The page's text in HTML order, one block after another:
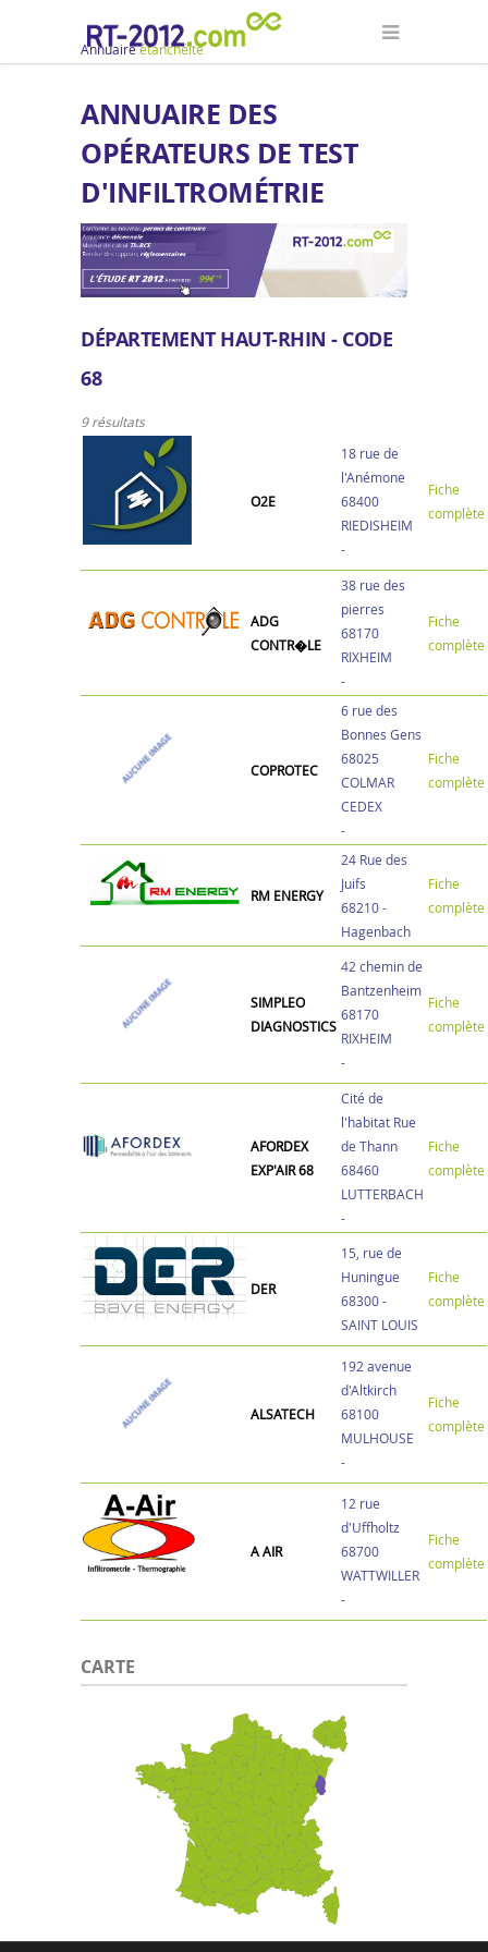
Annuaireétanchéité
ANNUAIRE DES
OPÉRATEURS DE TEST
D'INFILTROMÉTRIE
DÉPARTEMENT HAUT-RHIN - CODE
68
9 résultats
O2E
18 rue de
l'Anémone
68400
RIEDISHEIM
-
Fiche
complète
ADG
CONTR�LE
38 rue des
pierres
68170
RIXHEIM
-
Fiche
complète
COPROTEC
6 rue des
Bonnes Gens
68025
COLMAR
CEDEX
-
Fiche
complète
RM ENERGY
24 Rue des
Juifs
68210 -
Hagenbach
Fiche
complète
SIMPLEO
DIAGNOSTICS
42 chemin de
Bantzenheim
68170
RIXHEIM
-
Fiche
complète
AFORDEX
EXP'AIR 68
Cité de
l'habitat Rue
de Thann
68460
LUTTERBACH
-
Fiche
complète
DER
15, rue de
Huningue
68300 -
SAINT LOUIS
Fiche
complète
ALSATECH
192 avenue
d'Altkirch
68100
MULHOUSE
-
Fiche
complète
A AIR
12 rue
d'Uffholtz
68700
WATTWILLER
-
Fiche
complète
CARTE